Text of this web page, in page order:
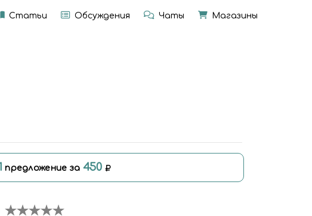
Статьи Обсуждения Чаты Магазины
предложение за 450